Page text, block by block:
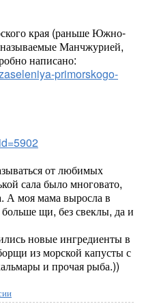
края (раньше Южно-
называемые Манчжурией,
написано:
primorskogo-
от любимых
сала было многовато,
А моя мама выросла в
щи, без свеклы, да и
новые ингредиенты в
из морской капусты с
и прочая рыба.))